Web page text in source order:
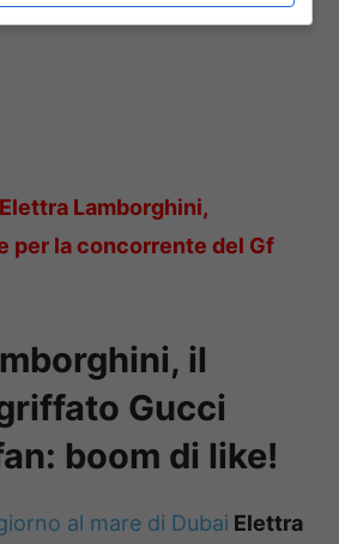
Elettra Lamborghini,
per la concorrente del Gf
il
Gucci
boom di like!
al mare di Dubai Elettra